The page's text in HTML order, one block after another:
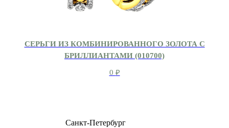
СЕРЬГИ ИЗ КОМБИНИРОВАННОГО ЗОЛОТА С
БРИЛЛИАНТАМИ (010700)
0 ₽
Санкт-Петербург